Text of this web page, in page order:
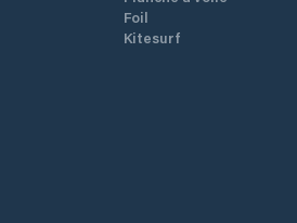
Foil
Kitesurf